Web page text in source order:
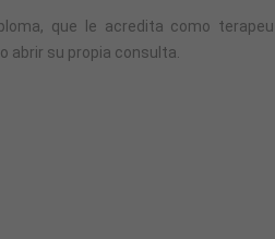
que le acredita como
abrir su propia consulta.